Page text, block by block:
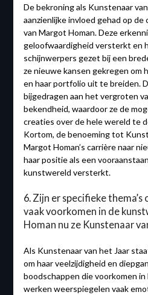
De bekroning als Kunstenaar
aanzienlijke invloed gehad op
van Margot Homan. Deze
geloofwaardigheid versterkt en
schijnwerpers gezet bij een
ze nieuwe kansen gekregen om
en haar portfolio uit te breiden.
bijgedragen aan het vergroten
bekendheid, waardoor ze de
creaties over de hele wereld te
Kortom, de benoeming tot
Margot Homan’s carrière naar
haar positie als een
kunstwereld versterkt.
6. Zijn er specifieke
vaak voorkomen in de
Homan nu ze Kunstenaar
Als Kunstenaar van het Jaar
om haar veelzijdigheid en
boodschappen die voorkomen
werken weerspiegelen vaak